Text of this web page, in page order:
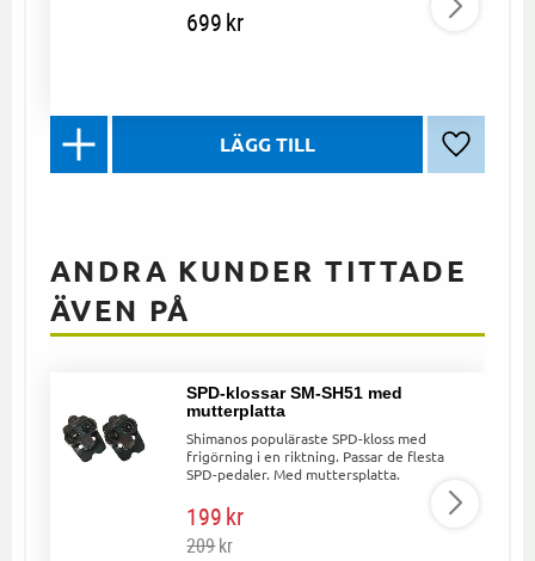
699kr
Lägg till
ANDRA KUNDER TITTADE
ÄVEN PÅ
SPD-klossar SM-SH51 med
mutterplatta
Shimanos populäraste SPD-kloss med
frigörning i en riktning. Passar de flesta
SPD-pedaler. Med muttersplatta.
199kr
209kr